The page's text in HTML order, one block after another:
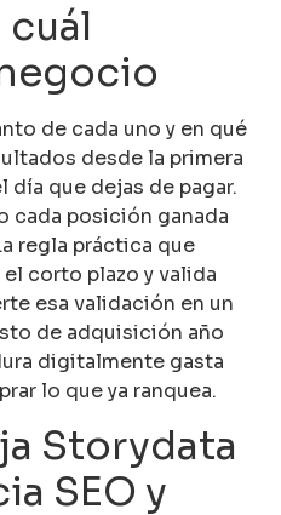
cuál
de cada uno y en qué
desde la primera
día que dejas de pagar.
cada posición ganada
regla práctica que
corto plazo y valida
esa validación en un
de adquisición año
digitalmente gasta
lo que ya ranquea.
Storydata
SEO y